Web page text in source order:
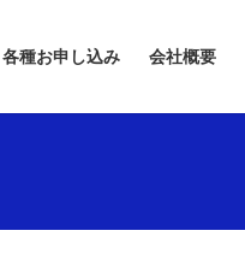
各種お申し込み 会社概要